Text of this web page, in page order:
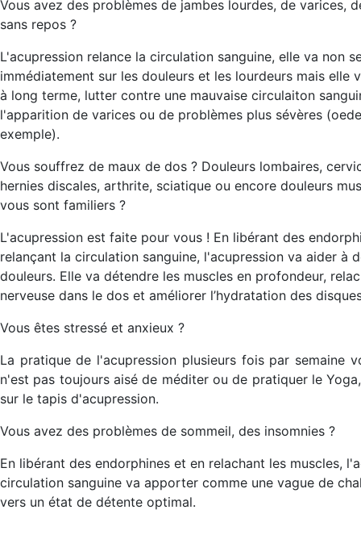
Vous avez des problèmes de jambes lourdes, de varices,
sans repos ?
L'acupression relance la circulation sanguine, elle va non
immédiatement sur les douleurs et les lourdeurs mais elle
à long terme, lutter contre une mauvaise circulaiton
l'apparition de varices ou de problèmes plus sévères
exemple).
Vous souffrez de maux de dos ? Douleurs lombaires,
hernies discales, arthrite, sciatique ou encore douleurs
vous sont familiers ?
L'acupression est faite pour vous ! En libérant des
relançant la circulation sanguine, l'acupression va aider
douleurs. Elle va détendre les muscles en profondeur,
nerveuse dans le dos et améliorer l’hydratation des
Vous êtes stressé et anxieux ?
La pratique de l'acupression plusieurs fois par semaine
n'est pas toujours aisé de méditer ou de pratiquer le
sur le tapis d'acupression.
Vous avez des problèmes de sommeil, des insomnies ?
En libérant des endorphines et en relachant les muscles,
circulation sanguine va apporter comme une vague de
vers un état de détente optimal.